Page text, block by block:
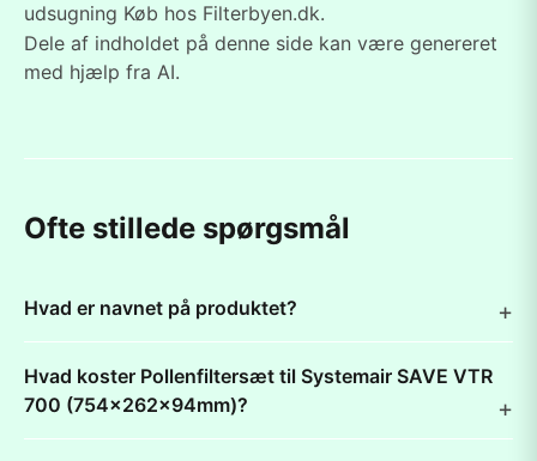
udsugning Køb hos Filterbyen.dk.
Dele af indholdet på denne side kan være genereret
med hjælp fra AI.
Ofte stillede spørgsmål
Hvad er navnet på produktet?
Hvad koster Pollenfiltersæt til Systemair SAVE VTR
700 (754x262x94mm)?